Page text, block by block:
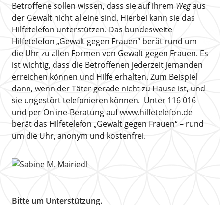
Betroffene sollen wissen, dass sie auf ihrem Wegaus
der Gewalt nicht alleine sind. Hierbei kann sie das
Hilfetelefon unterstützen. Das bundesweite
Hilfetelefon „Gewalt gegen Frauen“ berät rund um
die Uhr zu allen Formen von Gewalt gegen Frauen. Es
ist wichtig, dass die Betroffenen jederzeit jemanden
erreichen können und Hilfe erhalten. Zum Beispiel
dann, wenn der Täter gerade nicht zu Hause ist, und
sie ungestört telefonieren können. Unter 116 016
und per Online-Beratung aufwww.hilfetelefon.de
berät das Hilfetelefon „Gewalt gegen Frauen“ – rund
um die Uhr, anonym und kostenfrei.
Bitte um Unterstützung.